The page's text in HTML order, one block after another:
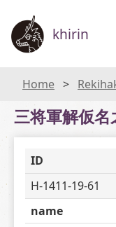
khirin
Home Rekihaku
三将軍解仮名
ID
H-1411-19-61
name